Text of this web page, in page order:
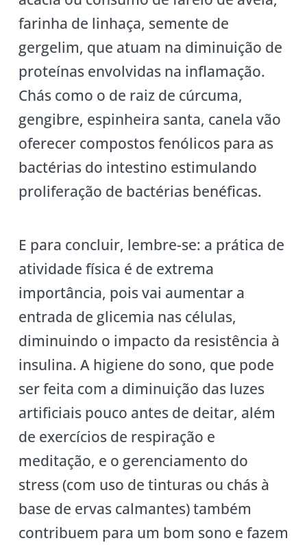
farinha de linhaça, semente de
gergelim, que atuam na diminuição de
proteínas envolvidas na inflamação.
Chás como o de raiz de cúrcuma,
gengibre, espinheira santa, canela vão
oferecer compostos fenólicos para as
bactérias do intestino estimulando
proliferação de bactérias benéficas.
E para concluir, lembre-se: a prática de
atividade física é de extrema
importância, pois vai aumentar a
entrada de glicemia nas células,
diminuindo o impacto da resistência à
insulina. A higiene do sono, que pode
ser feita com a diminuição das luzes
artificiais pouco antes de deitar, além
de exercícios de respiração e
meditação, e o gerenciamento do
stress (com uso de tinturas ou chás à
base de ervas calmantes) também
contribuem para um bom sono e fazem